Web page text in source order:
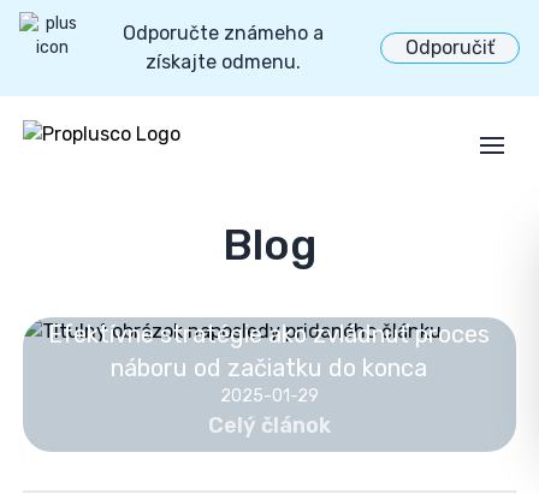
Odporučte známeho a
získajte odmenu.
Odporučiť
Blog
Efektívne stratégie ako zvládnuť proces
náboru od začiatku do konca
2025-01-29
Celý článok